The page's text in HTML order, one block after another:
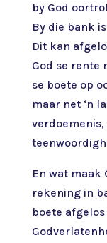
by God
By die bank
Dit kan
God se rente
se boete op
maar net ‘n
verdoemenis,
En wat maak
rekening in
boete